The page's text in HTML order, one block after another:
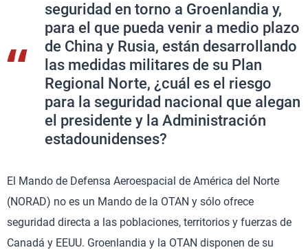
seguridad en torno a Groenlandia y,
para el que pueda venir a medio plazo
de China y Rusia, están desarrollando
las medidas militares de su Plan
Regional Norte, ¿cuál es el riesgo
para la seguridad nacional que alegan
el presidente y la Administración
estadounidenses?
El Mando de Defensa Aeroespacial de América del Norte
(NORAD) no es un Mando de la OTAN y sólo ofrece
seguridad directa a las poblaciones, territorios y fuerzas de
Canadá y EEUU. Groenlandia y la OTAN disponen de su